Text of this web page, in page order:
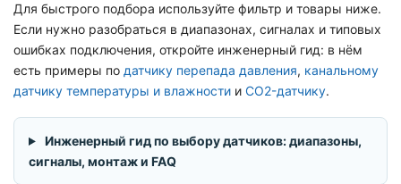
Для быстрого подбора используйте фильтр и товары ниже.
Если нужно разобраться в диапазонах, сигналах и типовых
ошибках подключения, откройте инженерный гид: в нём
есть примеры по датчику перепада давления, канальному
датчику температуры и влажности и CO2-датчику.
Инженерный гид по выбору датчиков: диапазоны,
сигналы, монтаж и FAQ